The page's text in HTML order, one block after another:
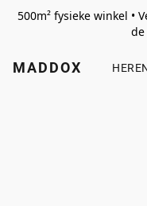
500m² fysieke winkel •
MADDOX